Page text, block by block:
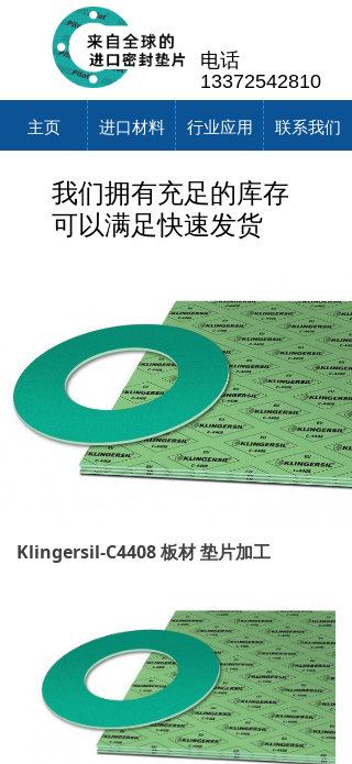
电话
13372542810
主页 进口材料 行业应用 联系我们
Klingersil-C4408 板材 垫片加工
我们拥有充足的库存
可以满足快速发货